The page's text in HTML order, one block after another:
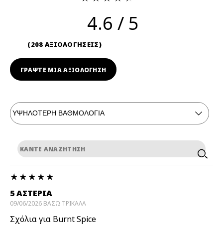
4.6
208 ΑΞΙΟΛΟΓΗΣΕΙΣ
ΓΡΆΨΤΕ ΜΙΑ ΑΞΙΟΛΟΓΗΣΗ
5 ΑΣΤΕΡΙΑ
09/06/2026 ΒΑΣΩ ΤΡΙΚΑΛΑ
Σχόλια για Burnt Spice